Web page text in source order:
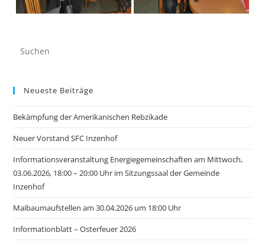
Neueste Beiträge
Bekämpfung der Amerikanischen Rebzikade
Neuer Vorstand SFC Inzenhof
Informationsveranstaltung Energiegemeinschaften am Mittwoch,
03.06.2026, 18:00 – 20:00 Uhr im Sitzungssaal der Gemeinde
Inzenhof
Maibaumaufstellen am 30.04.2026 um 18:00 Uhr
Informationblatt – Osterfeuer 2026